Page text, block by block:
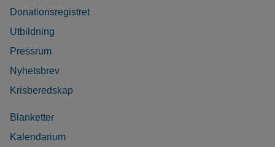
Donationsregistret
Utbildning
Pressrum
Nyhetsbrev
Krisberedskap
Blanketter
Kalendarium